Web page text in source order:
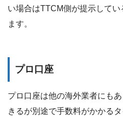
い場合はTTCM側が提示して
ます。
プロ口座
プロ口座は他の海外業者にも
きるが別途で手数料がかかるタ